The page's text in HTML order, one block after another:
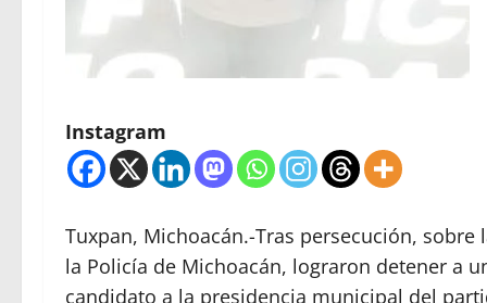
Instagram
Tuxpan, Michoacán.-Tras persecución,
la Policía de Michoacán, lograron detener a
candidato a la presidencia municipal del